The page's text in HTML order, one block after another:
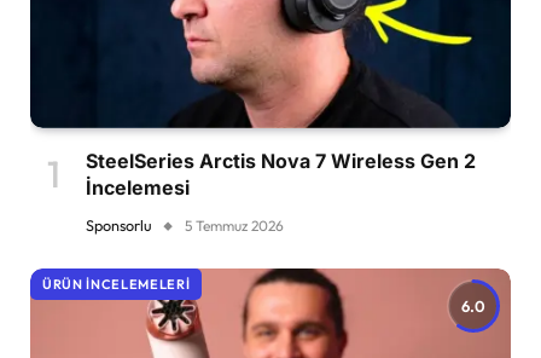
SteelSeries Arctis Nova 7 Wireless Gen 2
İncelemesi
Sponsorlu 5 Temmuz 2026
6.0
ÜRÜN İNCELEMELERI